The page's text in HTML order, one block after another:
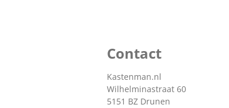
Contact
Kastenman.nl
Wilhelminastraat 60
5151 BZ Drunen